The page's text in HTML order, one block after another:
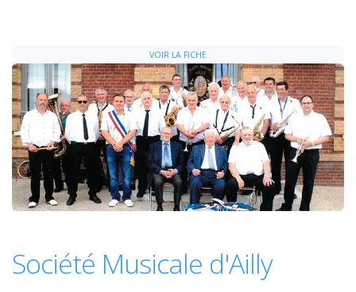
VOIR LA FICHE
Société Musicale d'Ailly